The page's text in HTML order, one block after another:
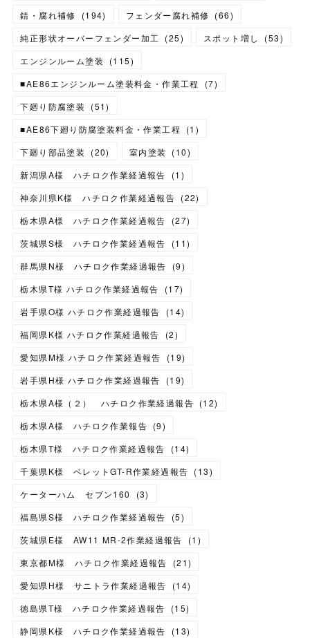
錆・腐れ補修
(194) フェンダー腐れ補修 (66)
純正形状オーバーフェンダー加工
(25) スポット増し (53)
エンジンルーム塗装
(115)
■AE86エンジンルーム塗装料金・作業工程
(7)
下廻り防腐塗装
(51)
■AE86下廻り防腐塗装料金・作業工程
(1 )
下廻り部品塗装
(20) 室内塗装 (10)
新潟県A様 ハチロク作業経過報告
(1 )
神奈川県K様 ハチロク作業経過報告 (22)
栃木県A様 ハチロク作業経過報告
(27)
茨城県S様 ハチロク作業経過報告
(11)
群馬県N様 ハチロク作業経過報告
(9)
栃木県T様 ハチロク作業経過報告
(17)
岩手県O様 ハチロク作業経過報告
(14)
福岡県K様 ハチロク作業経過報告
(2)
愛知県M様 ハチロク作業経過報告
(19)
岩手県H様 ハチロク作業経過報告
(19)
栃木県A様（２） ハチロク作業経過報告 (12)
栃木県A様 ハチロク作業報告 (9)
栃木県T様 ハチロク作業経過報告
(14)
千葉県K様 ベレットGT-R作業経過報告 (13)
ケーターハム セブン160
(3)
福島県S様 ハチロク作業経過報告
(5)
茨城県E様 AW11 MR-2作業経過報告
(1 )
東京都M様 ハチロク作業経過報告
(21)
愛知県H様 サニトラ作業経過報告
(14)
徳島県T様 ハチロク作業経過報告
(15)
静岡県K様 ハチロク作業経過報告
(13)